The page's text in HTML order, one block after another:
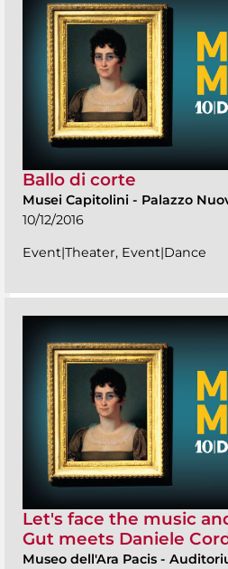
Ballo di corte
Musei Capitolini - Palazzo
10/12/2016
Event|Theater, Event|Dance
Let's face the music
Gut meets Daniele
Museo dell'Ara Pacis -